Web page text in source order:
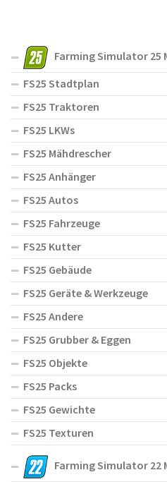
Farming Simulator 25
FS25 Stadtplan
FS25 Traktoren
FS25 LKWs
FS25 Mähdrescher
FS25 Anhänger
FS25 Autos
FS25 Fahrzeuge
FS25 Kutter
FS25 Gebäude
FS25 Geräte & Werkzeuge
FS25 Andere
FS25 Grubber & Eggen
FS25 Objekte
FS25 Packs
FS25 Gewichte
FS25 Texturen
Farming Simulator 22